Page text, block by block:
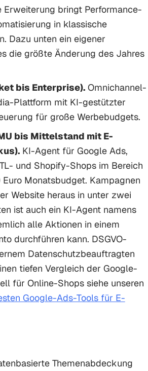
Erweiterung bringt Performance-
in klassische
Dazu unten ein eigener
die größte Änderung des Jahres
bis Enterprise).Omnichannel-
Plattform mit KI-gestützter
für große Werbebudgets.
bis Mittelstand mit E-
KI-Agent für Google Ads,
und Shopify-Shops im Bereich
Monatsbudget. Kampagnen
Website heraus in unter zwei
ist auch ein KI-Agent namens
alle Aktionen in einem
durchführen kann. DSGVO-
Datenschutzbeauftragten
tiefen Vergleich der Google-
für Online-Shops siehe unseren
Google-Ads-Tools für E-
Themenabdeckung